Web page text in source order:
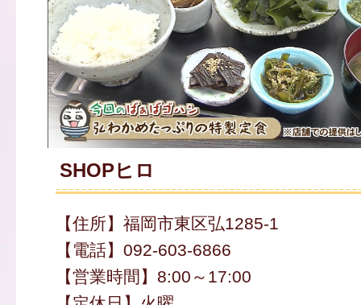
SHOPヒロ
【住所】福岡市東区弘1285-1
【電話】092-603-6866
【営業時間】8:00～17:00